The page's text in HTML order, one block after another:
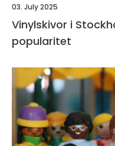
03. July 2025
Vinylskivor i
popularitet